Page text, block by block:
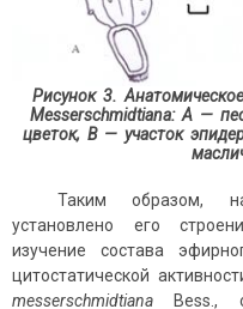
Рисунок 3.
Messerschmidtiana: А —
цветок, В — участок
Таким образом,
установлено его
изучение состава
цитостатической
messerschmidtiana Bess.,